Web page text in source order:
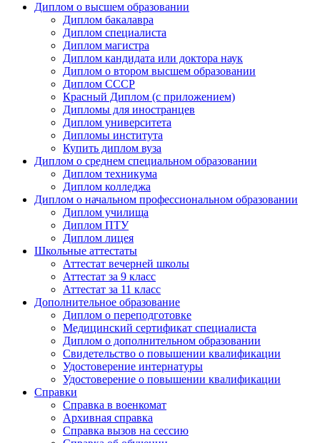
Диплом о высшем образовании
Диплом бакалавра
Диплом специалиста
Диплом магистра
Диплом кандидата или доктора наук
Диплом о втором высшем образовании
Диплом СССР
Красный Диплом (с приложением)
Дипломы для иностранцев
Диплом университета
Дипломы института
Купить диплом вуза
Диплом о среднем специальном образовании
Диплом техникума
Диплом колледжа
Диплом о начальном профессиональном oбразовании
Диплом училища
Диплом ПТУ
Диплом лицея
Школьные аттестаты
Аттестат вечерней школы
Аттестат за 9 класс
Аттестат за 11 класс
Дополнительное образование
Диплом о переподготовке
Медицинский сертификат специалиста
Диплом о дополнительном образовании
Свидетельство о повышении квалификации
Удостоверение интернатуры
Удостоверение о повышении квалификации
Справки
Справка в военкомат
Архивная справка
Справка вызов на сессию